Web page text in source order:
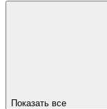
Показать все